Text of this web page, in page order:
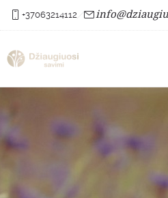
+37063214112